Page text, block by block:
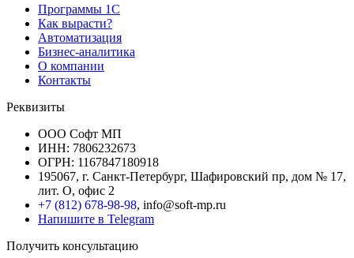
Программы 1С
Как вырасти?
Автоматизация
Бизнес-аналитика
О компании
Контакты
Реквизиты
ООО Софт МП
ИНН: 7806232673
ОГРН: 1167847180918
195067, г. Санкт-Петербург, Шафировский пр, дом № 17,
лит. О, офис 2
+7 (812) 678-98-98, info@soft-mp.ru
Напишите в Telegram
Получить консультацию